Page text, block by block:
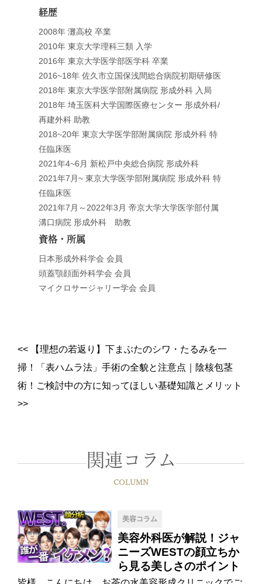
経歴
2008年 灘高校 卒業
2010年 東京大学理科三類 入学
2016年 東京大学医学部医学科 卒業
2016~18年 佐久市立国保浅間総合病院初期研修医
2018年 東京大学医学部附属病院 形成外科 入局
2018年 埼玉医科大学国際医療センター 形成外科/
再建外科 助教
2018~20年 東京大学医学部附属病院 形成外科 特
任臨床医
2021年4~6月 新松戸中央総合病院 形成外科
2021年7月~ 東京大学医学部附属病院 形成外科 特
任臨床医
2021年7月～2022年3月 帝京大学大学医学部付属
溝口病院 形成外科 助教
資格・所属
日本形成外科学会 会員
頭蓋顎顔面外科学会 会員
マイクロサージャリー学会 会員
<<【理想の若返り】下まぶたのシワ・たるみを一
掃！「表ハムラ法」手術の全貌と注意点
陰核包茎
術！ご検討中の方に知ってほしい基礎知識とメリット
>>
関連コラム
COLUMN
美容コラム
美容外科医が解説！ジャ
ニーズWESTの顔立ちか
ら見る美しさのポイント